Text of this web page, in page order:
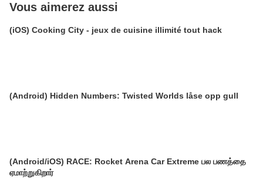
Vous aimerez aussi
(iOS) Cooking City - jeux de cuisine illimité tout hack
(Android) Hidden Numbers: Twisted Worlds låse opp gull
(Android/iOS) RACE: Rocket Arena Car Extreme பல பணத்தை
ஏமாற்றுகிறார்